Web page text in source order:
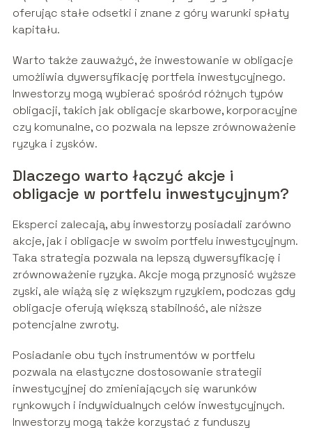
oferując stałe odsetki i znane z góry warunki spłaty
kapitału.
Warto także zauważyć, że inwestowanie w obligacje
umożliwia dywersyfikację portfela inwestycyjnego.
Inwestorzy mogą wybierać spośród różnych typów
obligacji, takich jak obligacje skarbowe, korporacyjne
czy komunalne, co pozwala na lepsze zrównoważenie
ryzyka i zysków.
Dlaczego warto łączyć akcje i
obligacje w portfelu inwestycyjnym?
Eksperci zalecają, aby inwestorzy posiadali zarówno
akcje, jak i obligacje w swoim portfelu inwestycyjnym.
Taka strategia pozwala na lepszą dywersyfikację i
zrównoważenie ryzyka. Akcje mogą przynosić wyższe
zyski, ale wiążą się z większym ryzykiem, podczas gdy
obligacje oferują większą stabilność, ale niższe
potencjalne zwroty.
Posiadanie obu tych instrumentów w portfelu
pozwala na elastyczne dostosowanie strategii
inwestycyjnej do zmieniających się warunków
rynkowych i indywidualnych celów inwestycyjnych.
Inwestorzy mogą także korzystać z funduszy